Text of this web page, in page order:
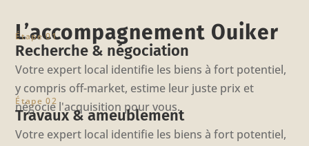
L’accompagnement Ouiker
Étape 01
Recherche & négociation
Votre expert local identifie les biens à fort potentiel,
y compris off-market, estime leur juste prix et
négocie l'acquisition pour vous.
Étape 02
Travaux & ameublement
Votre expert local identifie les biens à fort potentiel,